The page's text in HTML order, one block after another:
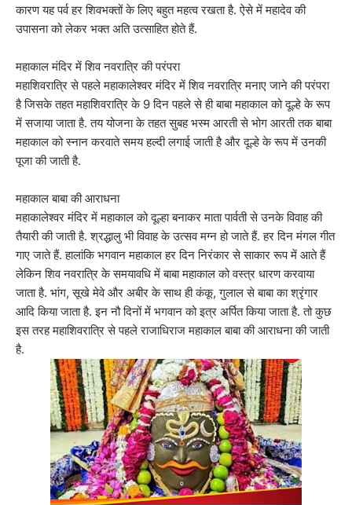
कारण यह पर्व हर शिवभक्तों के लिए बहुत महत्व रखता है. ऐसे में महादेव की
उपासना को लेकर भक्त अति उत्साहित होते हैं.
महाकाल मंदिर में शिव नवरात्रि की परंपरा
महाशिवरात्रि से पहले महाकालेश्वर मंदिर में शिव नवरात्रि मनाए जाने की परंपरा
है जिसके तहत महाशिवरात्रि के 9 दिन पहले से ही बाबा महाकाल को दूल्हे के रूप
में सजाया जाता है. तय योजना के तहत सुबह भस्म आरती से भोग आरती तक बाबा
महाकाल को स्नान करवाते समय हल्दी लगाई जाती है और दूल्हे के रूप में उनकी
पूजा की जाती है.
महाकाल बाबा की आराधना
महाकालेश्वर मंदिर में महाकाल को दूल्हा बनाकर माता पार्वती से उनके विवाह की
तैयारी की जाती है. श्रद्धालु भी विवाह के उत्सव मग्न हो जाते हैं. हर दिन मंगल गीत
गाए जाते हैं. हालांकि भगवान महाकाल हर दिन निरंकार से साकार रूप में आते हैं
लेकिन शिव नवरात्रि के समयावधि में बाबा महाकाल को वस्त्र धारण करवाया
जाता है. भांग, सूखे मेवे और अबीर के साथ ही कंकू, गुलाल से बाबा का श्रृंगार
आदि किया जाता है. इन नौ दिनों में भगवान को इत्र अर्पित किया जाता है. तो कुछ
इस तरह महाशिवरात्रि से पहले राजाधिराज महाकाल बाबा की आराधना की जाती
है.